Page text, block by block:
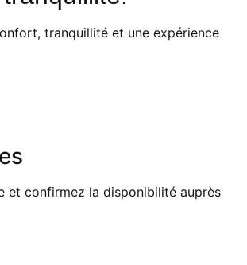
tranquillité et une expérience
et confirmez la disponibilité auprès